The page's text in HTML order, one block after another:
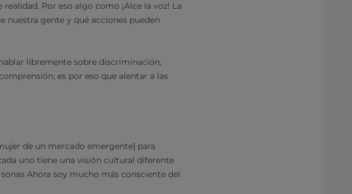
Por eso algo como ¡Alce la voz! La
nuestra gente y qué acciones pueden
libremente sobre discriminación,
es por eso que alentar a las
de un mercado emergente] para
uno tiene una visión cultural diferente
Ahora soy mucho más consciente del